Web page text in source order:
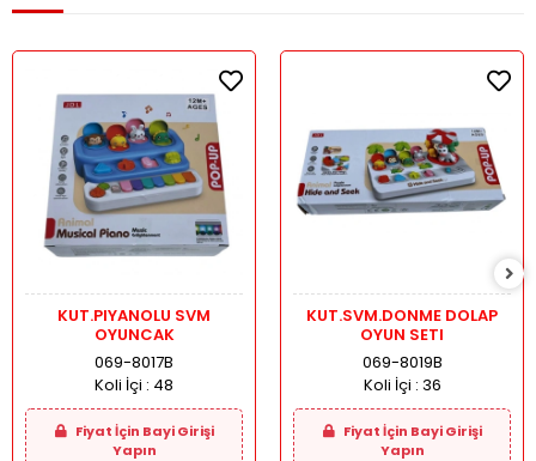
KUT.PIYANOLU SVM
OYUNCAK
069-8017B
Koli İçi : 48
Fiyat İçin Bayi Girişi
Yapın
KUT.SVM.DONME DOLAP
OYUN SETI
069-8019B
Koli İçi : 36
Fiyat İçin Bayi Girişi
Yapın